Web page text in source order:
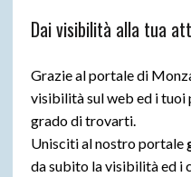
Dai visibilità alla tua
Grazie al portale di
visibilità sul web ed i tuoi
grado di trovarti.
Unisciti al nostro portale
da subito la visibilità ed i